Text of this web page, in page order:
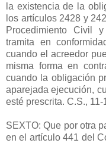
la existencia de la
los artículos 2428 y
Procedimiento Civil
tramita en
cuando el acreedor
misma forma en
cuando la obligación
aparejada ejecución,
esté prescrita. C.S.,
SEXTO: Que por otra
en el artículo 441 del